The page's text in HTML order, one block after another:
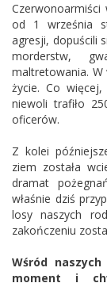
od 1 września
agresji, dopuścili
morderstw,
maltretowania. W
życie. Co
niewoli trafiło
oficerów.
Z kolei
ziem została
dramat
właśnie dziś
losy naszych
zakończeniu
Wśród
moment i